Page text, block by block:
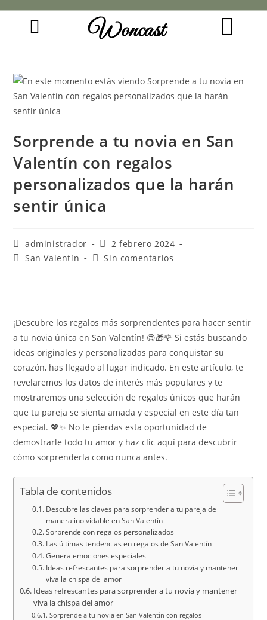
Woncast
Sorprende a tu novia en San
Valentín con regalos
personalizados que la harán
sentir única
administrador
2 febrero 2024
San Valentín
Sin comentarios
¡Descubre los regalos más sorprendentes para hacer sentir
a tu novia única en San Valentín! 😍🎁🌹 Si estás buscando
ideas originales y personalizadas para conquistar su
corazón, has llegado al lugar indicado. En este artículo, te
revelaremos los datos de interés más populares y te
mostraremos una selección de regalos únicos que harán
que tu pareja se sienta amada y especial en este día tan
especial. 💖✨ No te pierdas esta oportunidad de
demostrarle todo tu amor y haz clic aquí para descubrir
cómo sorprenderla como nunca antes.
Tabla de contenidos
Descubre las claves para sorprender a tu pareja de
manera inolvidable en San Valentín
Sorprende con regalos personalizados
Las últimas tendencias en regalos de San Valentín
Genera emociones especiales
Ideas refrescantes para sorprender a tu novia y mantener
viva la chispa del amor
Ideas refrescantes para sorprender a tu novia y mantener
viva la chispa del amor
Sorprende a tu novia en San Valentín con regalos